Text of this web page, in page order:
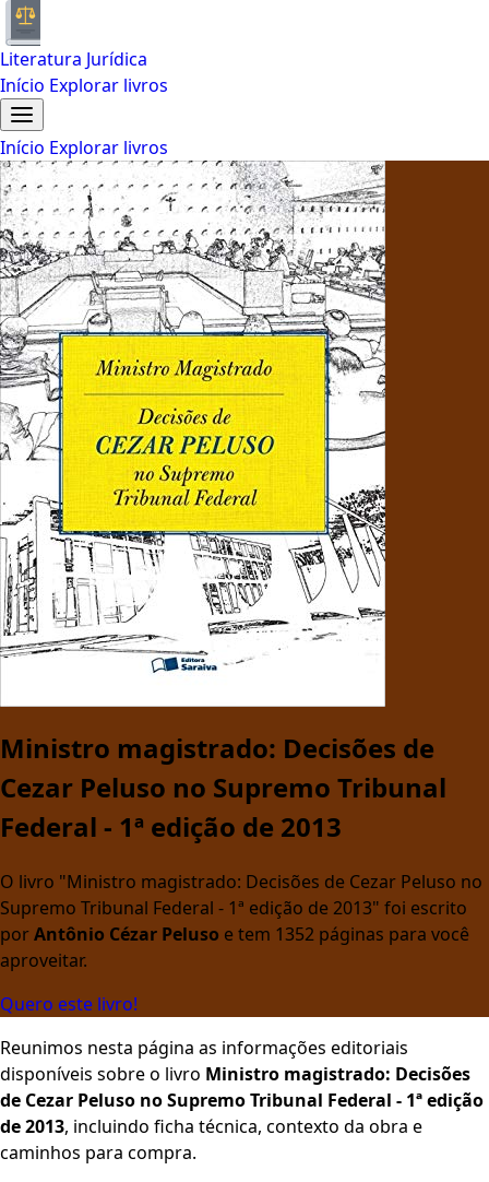
Literatura Jurídica
Início Explorar livros
Início Explorar livros
Ministro magistrado: Decisões de
Cezar Peluso no Supremo Tribunal
Federal - 1ª edição de 2013
O livro "Ministro magistrado: Decisões de Cezar Peluso no
Supremo Tribunal Federal - 1ª edição de 2013" foi escrito
porAntônio Cézar Peluso e tem 1352 páginas para você
aproveitar.
Quero este livro!
Reunimos nesta página as informações editoriais
disponíveis sobre o livro Ministro magistrado: Decisões
de Cezar Peluso no Supremo Tribunal Federal - 1ª edição
de 2013, incluindo ficha técnica, contexto da obra e
caminhos para compra.